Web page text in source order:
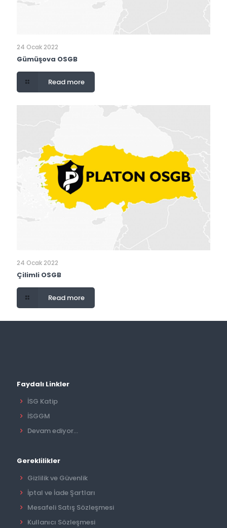
24 Ocak 2022
Gümüşova OSGB
Read more
24 Ocak 2022
Çilimli OSGB
Read more
Faydalı Linkler
İSG Katip
İSGGM
Devam ediyor...
Gereklilikler
Gizlilik ve Güvenlik
İptal ve İade Şartları
Mesafeli Satış Sözleşmesi
Kullanıcı Sözleşmesi